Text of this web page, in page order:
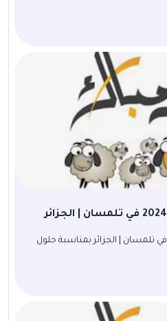
موعد صلاة عيد الأضحى 2024 في تلمسان | الجزائر بمناسبة حلول